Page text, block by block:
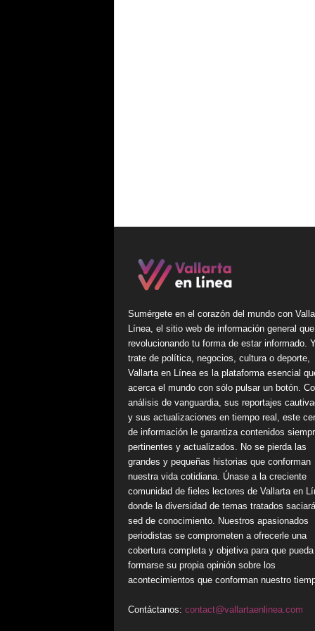
Sumérgete en el corazón del mundo con
Línea, el sitio web de información general
revolucionando tu forma de estar informado.
trate de política, negocios, cultura o deporte,
Vallarta en Línea es la plataforma esencial
acerca el mundo con sólo pulsar un botón.
análisis de vanguardia, sus reportajes
y sus actualizaciones en tiempo real, este
de información le garantiza contenidos
pertinentes y actualizados. No se pierda las
grandes y pequeñas historias que conforman
nuestra vida cotidiana. Únase a la creciente
comunidad de fieles lectores de Vallarta en
donde la diversidad de temas tratados
sed de conocimiento. Nuestros apasionados
periodistas se comprometen a ofrecerle una
cobertura completa y objetiva para que pueda
formarse su propia opinión sobre los
acontecimientos que conforman nuestro
Contáctanos: contact@vallartaenlinea.com